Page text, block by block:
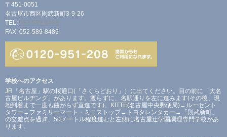
〒451-0051
名古屋市西区則武新町3-9-26
TEL: 052-589-8488
FAX: 052-589-8489
学校へのアクセス
JR「名古屋」駅の桜通口(「さくらどおり」）に出てください。目の前に「大名
古屋ビルヂング」があります。渡らずに、名駅通りを左に進みます(その後、現
地到着まで一度も曲がらず直進です)。KITTE(名古屋中央郵便局)→ルーセント
タワー→ファミリーマート・ミニストップ→トヨタレンタカー→「則武新町」
の交差点を過ぎ、50メートル程度進むと左側に名古屋辻学園調理専門学校があ
ります。